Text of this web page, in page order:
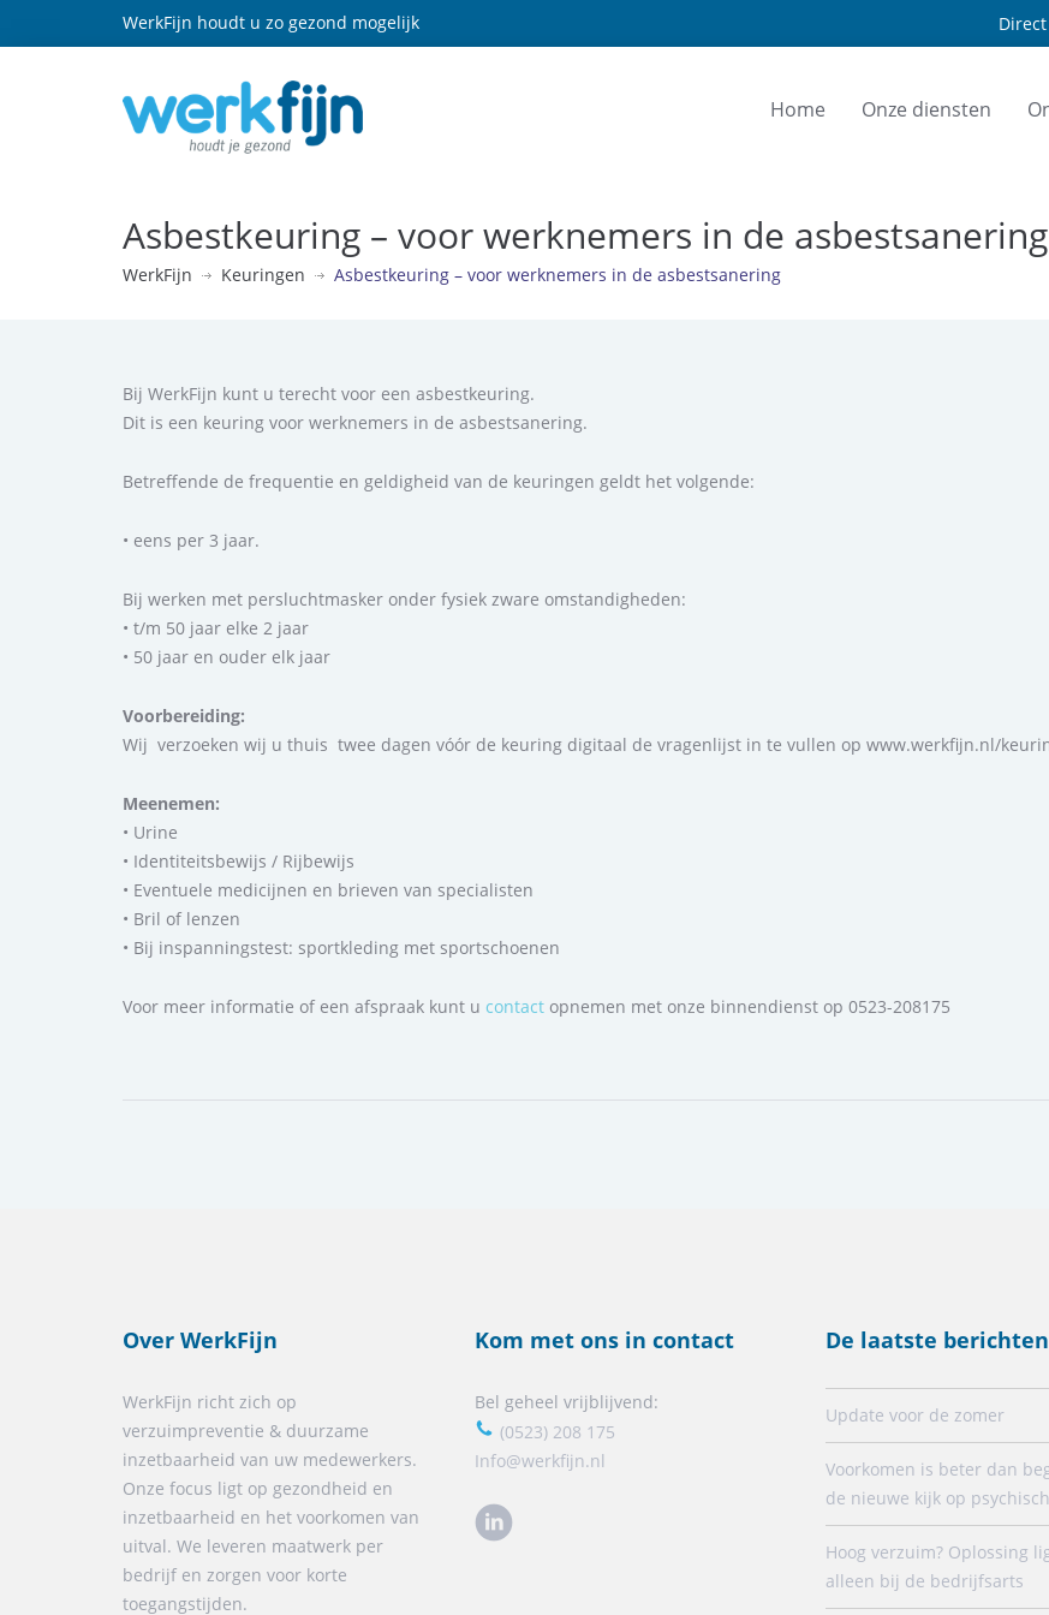
WerkFijn houdt u zo gezond mogelijk
Home Onze diensten
Asbestkeuring – voor werknemers in de asbestsanering
WerkFijn Keuringen Asbestkeuring – voor werknemers in de asbestsanering
Bij WerkFijn kunt u terecht voor een asbestkeuring.
Dit is een keuring voor werknemers in de asbestsanering.
Betreffende de frequentie en geldigheid van de keuringen geldt het volgende:
• eens per 3 jaar.
Bij werken met persluchtmasker onder fysiek zware omstandigheden:
• t/m 50 jaar elke 2 jaar
• 50 jaar en ouder elk jaar
Voorbereiding:
Wij verzoeken wij u thuis twee dagen vóór de keuring digitaal de vragenlijst in te vullen op www.werkfijn.nl/
Meenemen:
• Urine
• Identiteitsbewijs / Rijbewijs
• Eventuele medicijnen en brieven van specialisten
• Bril of lenzen
• Bij inspanningstest: sportkleding met sportschoenen
Voor meer informatie of een afspraak kunt u contact opnemen met onze binnendienst op 0523-208175
Over WerkFijn
WerkFijn richt zich op
verzuimpreventie & duurzame
inzetbaarheid van uw medewerkers.
Onze focus ligt op gezondheid en
inzetbaarheid en het voorkomen van
uitval. We leveren maatwerk per
bedrijf en zorgen voor korte
toegangstijden.
Kom met ons in contact
Bel geheel vrijblijvend:
(0523) 208 175
Info@werkfijn.nl
De laatste berichten
Update voor de zomer
Voorkomen is beter dan
de nieuwe kijk op
Hoog verzuim? Oplossing
alleen bij de bedrijfsarts